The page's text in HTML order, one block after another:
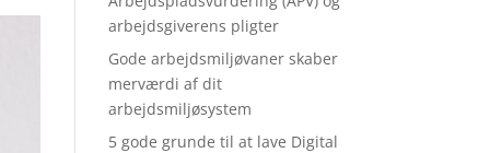
arbejdsgiverens pligter
Gode arbejdsmiljøvaner skaber
merværdi af dit
arbejdsmiljøsystem
5 gode grunde til at lave Digital